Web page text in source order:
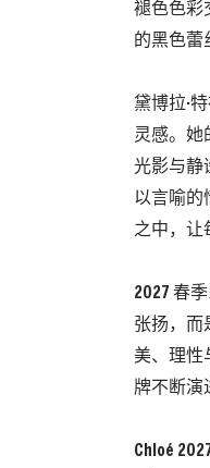
褪色色彩
的黑色蕾
黛博拉·
灵感。她
光影与静
以言喻的
之中，让
2027 春
张扬，而
美、理性
牌不断演
Chloé